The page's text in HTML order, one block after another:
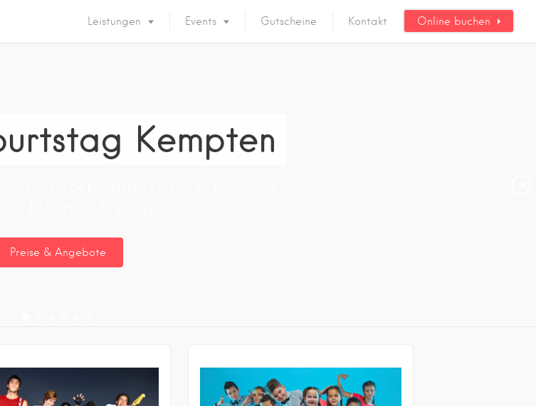
Leistungen Events Gutscheine Kontakt Online buchen
Kempten